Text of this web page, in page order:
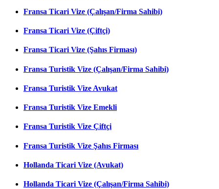
Fransa Ticari Vize (Çalışan/Firma Sahibi)
Fransa Ticari Vize (Çiftçi)
Fransa Ticari Vize (Şahıs Firması)
Fransa Turistik Vize (Çalışan/Firma Sahibi)
Fransa Turistik Vize Avukat
Fransa Turistik Vize Emekli
Fransa Turistik Vize Çiftçi
Fransa Turistik Vize Şahıs Firması
Hollanda Ticari Vize (Avukat)
Hollanda Ticari Vize (Çalışan/Firma Sahibi)